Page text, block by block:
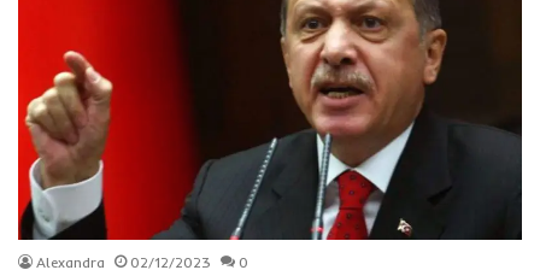
Alexandra 02/12/2023 0